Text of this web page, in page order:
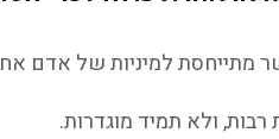
מתייחסת למיניות של אדם
רבות, ולא תמיד מוגדרות.